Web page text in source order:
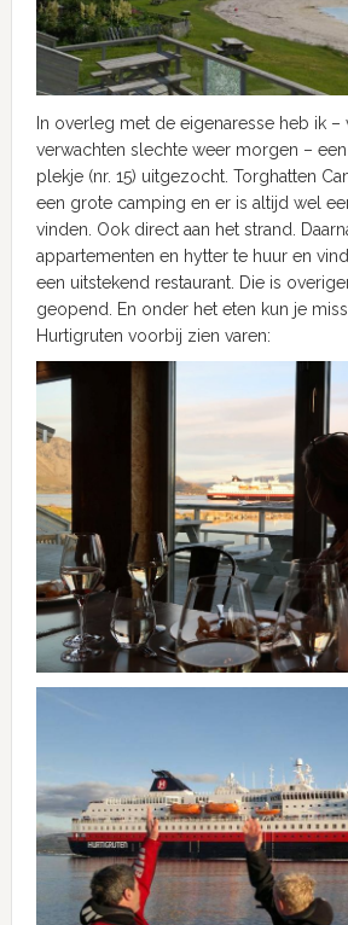
In overleg met de eigenaresse heb ik –
verwachten slechte weer morgen –
plekje (nr. 15) uitgezocht. Torghatten
een grote camping en er is altijd wel
vinden. Ook direct aan het strand.
appartementen en hytter te huur en
een uitstekend restaurant. Die is
geopend. En onder het eten kun je
Hurtigruten voorbij zien varen: